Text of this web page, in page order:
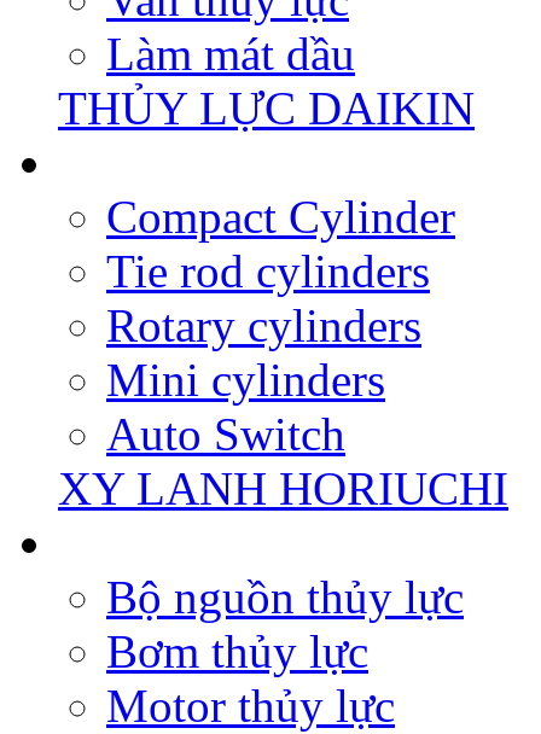
Làm mát dầu
THỦY LỰC DAIKIN
Compact Cylinder
Tie rod cylinders
Rotary cylinders
Mini cylinders
Auto Switch
XY LANH HORIUCHI
Bộ nguồn thủy lực
Bơm thủy lực
Motor thủy lực